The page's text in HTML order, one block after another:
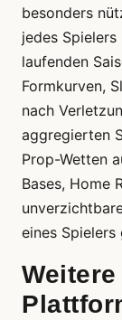
besonders
jedes
laufenden
Formkurven,
nach
aggregierten
Prop-Wetten
Bases, Home
eines